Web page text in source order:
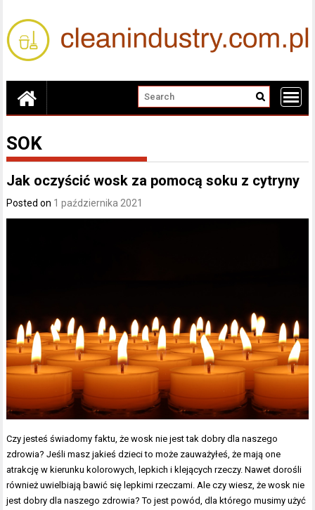
content
SOK
Jak oczyścić wosk za pomocą soku z cytryny
Posted on 1 października 2021
Czy jesteś świadomy faktu, że wosk nie jest tak dobry dla naszego
zdrowia? Jeśli masz jakieś dzieci to może zauważyłeś, że mają one
atrakcję w kierunku kolorowych, lepkich i klejących rzeczy. Nawet dorośli
również uwielbiają bawić się lepkimi rzeczami. Ale czy wiesz, że wosk nie
jest dobry dla naszego zdrowia? To jest powód, dla którego musimy użyć